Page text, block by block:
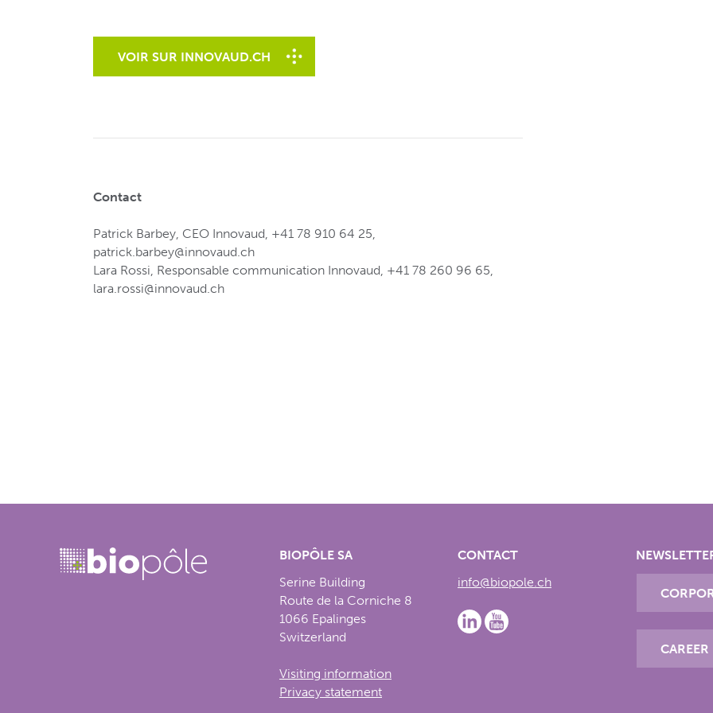
VOIR SUR INNOVAUD.CH
Contact
Patrick Barbey, CEO Innovaud, +41 78 910 64 25,
patrick.barbey@innovaud.ch
Lara Rossi, Responsable communication Innovaud, +41 78 260 96 65,
lara.rossi@innovaud.ch
BIOPÔLE SA
Serine Building
Route de la Corniche 8
1066 Epalinges
Switzerland
Visiting information
Privacy statement
CONTACT
info@biopole.ch